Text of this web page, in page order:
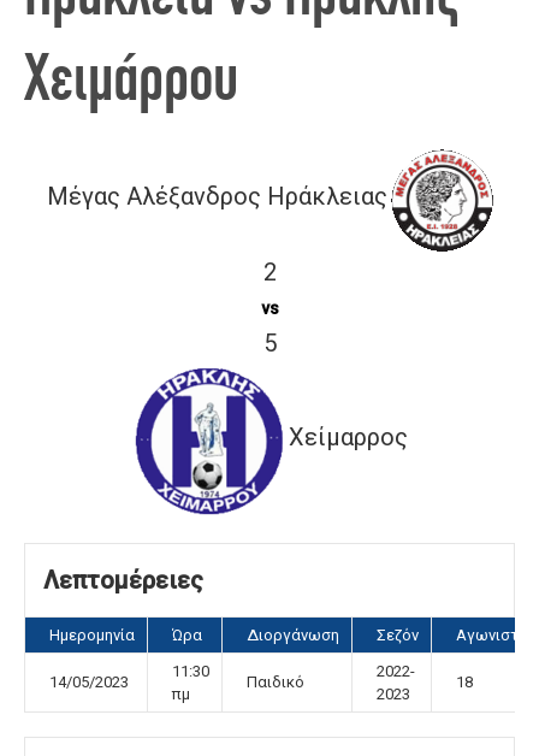
Χειμάρρου
Μέγας Αλέξανδρος Ηράκλειας
2
vs
5
Χείμαρρος
Λεπτομέρειες
Ημερομηνία Ώρα Διοργάνωση Σεζόν Αγωνιστική
14/05/2023
11:30
πμ
Παιδικό
2022-
2023
18